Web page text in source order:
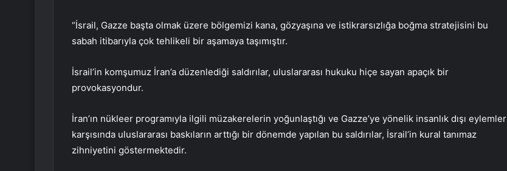
“İsrail, Gazze başta olmak üzere bölgemizi kana, gözyaşına ve istikrarsızlığa boğma stratejisini bu
sabah itibarıyla çok tehlikeli bir aşamaya taşımıştır.
İsrail’in komşumuz İran’a düzenlediği saldırılar, uluslararası hukuku hiçe sayan apaçık bir
provokasyondur.
İran’ın nükleer programıyla ilgili müzakerelerin yoğunlaştığı ve Gazze’ye yönelik insanlık dışı eylemler
karşısında uluslararası baskıların arttığı bir dönemde yapılan bu saldırılar, İsrail’in kural tanımaz
zihniyetini göstermektedir.